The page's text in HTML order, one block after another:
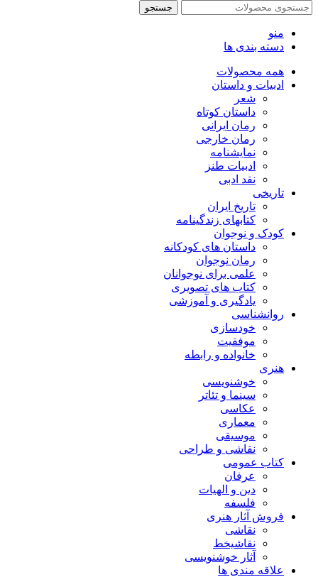
جستجو
منو
دسته بندی ها
همه محصولات
ادبیات و داستان
شعر
داستان کوتاه
رمان ایرانی
رمان خارجی
نمایشنامه
ادبیات طنز
نقد ادبی
تاریخی
تاریخ ایران
کتابهای زندگینامه
کودک و نوجوان
داستان های کودکانه
رمان نوجوان
علمی برای نوجوانان
کتاب های تصویری
یادگیری و آموزشی
روانشناسی
خودسازی
موفقیت
خانواده و رابطه
هنری
خوشنویسی
سینما و تئاتر
عکاسی
معماری
موسیقی
نقاشی و طراحی
کتاب عمومی
عرفان
دین و الهیات
فلسفه
فروش آثار هنری
نقاشی
نقاشیخط
آثار خوشنویسی
علاقه مندی ها